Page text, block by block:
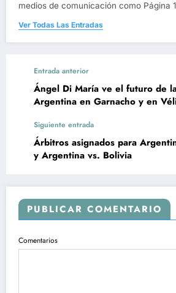
medios de comunicación como Página
Ver Todas Las Entradas
Entrada anterior
Ángel Di María ve el futuro de
Argentina en Garnacho y en
Siguiente entrada
Árbitros asignados para
y Argentina vs. Bolivia
PUBLICAR COMENTARIO
Comentarios